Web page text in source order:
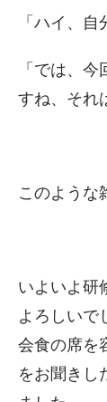
「ハイ、
「では、
すね、それ
このような
いよいよ研
よろしいで
会食の席を
をお聞き